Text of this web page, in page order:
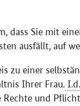
dass Sie mit
ausfällt, auf
zu einer
Ihrer Frau.
Rechte und